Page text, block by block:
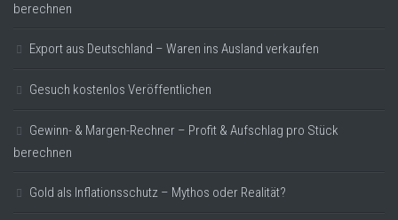
berechnen
Export aus Deutschland – Waren ins Ausland verkaufen
Gesuch kostenlos Veröffentlichen
Gewinn- & Margen-Rechner – Profit & Aufschlag pro Stück
berechnen
Gold als Inflationsschutz – Mythos oder Realität?